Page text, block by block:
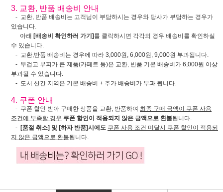
3. 교환, 반품 배송비 안내
- 교환, 반품 배송비는 고객님이 부담하시는 경우와 당사가 부담하는 경우가
있습니다.
아래 [배송비 확인하러 가기]를 클릭하시면 각각의 경우 배송비를 확인하실
수 있습니다.
- 교환,반품 배송비는 경우에 따라 3,000원, 6,000원, 9,000원 부과됩니다.
- 무겁고 부피가 큰 제품(카페트 등)은 교환, 반품 기본 배송비가 6,000원 이상
부과될 수 있습니다.
- 도서 산간 지역은 기본 배송비 + 추가 배송비가 부과 됩니다.
4. 쿠폰 안내
- 쿠폰 할인 받아 구매한 상품을 교환, 반품하여 최종 구매 금액이 쿠폰 사용
조건에 부족할 경우 쿠폰 할인이 적용되지 않은 금액으로 환불됩니다.
- [품절 취소] 및 [하자 반품]시에도 쿠폰 사용 조건 미달시 쿠폰 할인이 적용되
지 않은 금액으로 환불됩니다.